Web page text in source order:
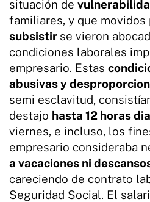
situación de
familiares, y que movidos
subsistir se vieron
condiciones laborales
empresario. Estas
abusivas y
semi esclavitud,
destajo hasta 12 horas
viernes, e incluso, los
empresario consideraba
a vacaciones ni
careciendo de contrato
Seguridad Social. El